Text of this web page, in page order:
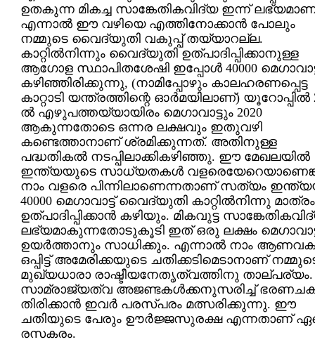
ഉതകുന്ന മികച്ച സാങ്കേതികവിദ്യ ഇന്ന്
എന്നാല്‍ ഈ വഴിയെ എത്തിനോക്കാന്‍ പോലും
നമ്മുടെ വൈദ്യുതി വകുപ്പ് തയ്യാറല്ല.
കാറ്റില്‍നിന്നും വൈദ്യുതി ഉത്പാദിപ്പിക്കാനുള്ള
ആഗോള സ്ഥാപിതശേഷി ഇപ്പോള്‍ 40000
കഴിഞ്ഞിരിക്കുന്നു, (നാമിപ്പോഴും കാലഹരണപ്പെട്ട
കാറ്റാടി യന്ത്രത്തിന്റെ ഓര്‍മയിലാണ്) യൂറോപ്പില്‍
ല്‍ എഴുപത്തയ്യായിരം മെഗാവാട്ടും 2020
ആകുന്നതോടെ ഒന്നര ലക്ഷവും ഇതുവഴി
കണ്ടെത്താനാണ് ശ്രമിക്കുന്നത്. അതിനുള്ള
പദ്ധതികല്‍ നടപ്പിലാക്കികഴിഞ്ഞു. ഈ മേഖലയില്‍
ഇന്ത്യയുടെ സാധ്യതകള്‍
നാം വളരെ പിന്നിലാണെന്നതാണ് സത്യം
40000 മെഗാവാട്ട് വൈദ്യുതി കാറ്റില്‍നിന്നു മാത്രം
ഉത്പാദിപ്പിക്കാന്‍ കഴിയും. മികവുട്ട
ലഭ്യമാകുന്നതോടുകൂടി ഇത് ഒരു ലക്ഷം
ഉയര്‍ത്താനും സാധിക്കും. എന്നാല്‍ നാം
ഒപ്പിട്ട് അമേരിക്കയുടെ ചതിക്കടിമെടാനാണ്
മുഖ്യധാരാ രാഷ്ടീയനേതൃത്വത്തിനു താല്പര്യം.
സാമ്രാജ്യത്വ അജണ്ടകള്‍ക്കനുസരിച്ച്
തിരിക്കാന്‍ ഇവര്‍ പരസ്പരം മത്സരിക്കുന്നു. ഈ
ചതിയുടെ പേരും ഊര്‍ജ്ജസുരക്ഷ എന്നതാണ്
രസകരം.